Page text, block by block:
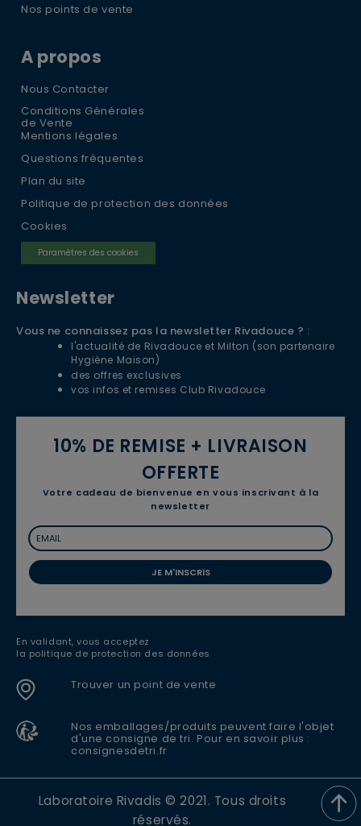
Nos points de vente
A propos
Nous Contacter
Conditions Générales
de Vente
Mentions légales
Questions fréquentes
Plan du site
Politique de protection des données
Cookies
Paramètres des cookies
Newsletter
Vous ne connaissez pas la newsletter Rivadouce ? :
l'actualité de Rivadouce et Milton (son partenaire
Hygiène Maison)
des offres exclusives
vos infos et remises Club Rivadouce
10% DE REMISE + LIVRAISON
OFFERTE
Votre cadeau de bienvenue en vous inscrivant à la
newsletter
JE M'INSCRIS
En validant, vous acceptez
la politique de protection des données
Trouver un point de vente
Nos emballages/produits peuvent faire l'objet
d'une consigne de tri. Pour en savoir plus :
consignesdetri.fr
Laboratoire Rivadis © 2021. Tous droits
réservés.